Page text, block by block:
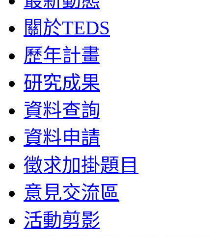
關於TEDS
歷年計畫
研究成果
資料查詢
資料申請
徵求加掛題目
意見交流區
活動剪影